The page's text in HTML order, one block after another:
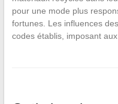
pour une mode plus
fortunes. Les influences
codes établis, imposant